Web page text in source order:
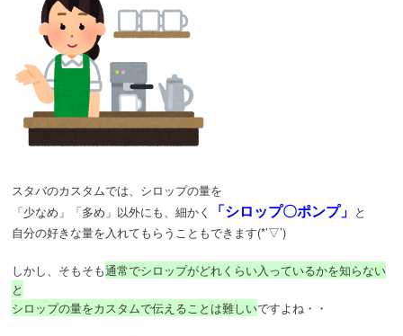
スタバのカスタムでは、シロップの量を
「少なめ」「多め」以外にも、細かく
「シロップ〇ポンプ」 と
自分の好きな量を入れてもらうこともできます(*’▽’)
しかし、そもそも通常でシロップがどれくらい入っているかを知らない
と
シロップの量をカスタムで伝えることは難しいですよね・・